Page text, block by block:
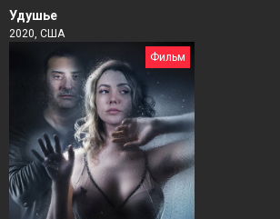
Удушье
2020, США
Фильм